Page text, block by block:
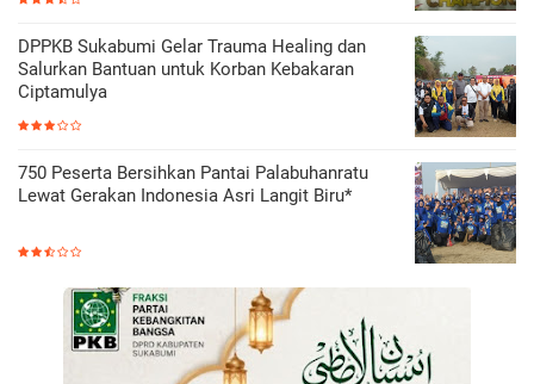
DPPKB Sukabumi Gelar Trauma Healing dan
Salurkan Bantuan untuk Korban Kebakaran
Ciptamulya
750 Peserta Bersihkan Pantai Palabuhanratu
Lewat Gerakan Indonesia Asri Langit Biru*